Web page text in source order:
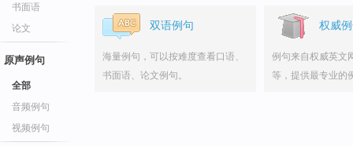
书面语
论文
原声例句
全部
音频例句
视频例句
双语例句
海量例句，可以按难度查看口语、
书面语、论文例句。
权威
例句来自权威英文
等，提供最专业的